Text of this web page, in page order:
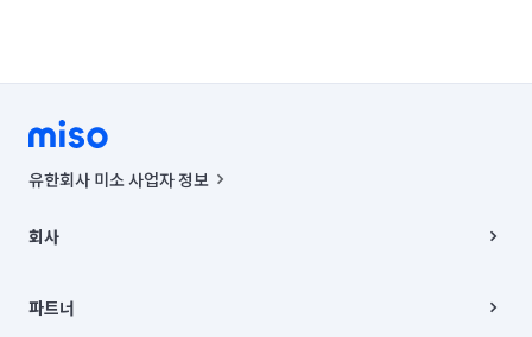
유한회사 미소 사업자 정보
00019 |
주소 | 본사: 서울특별시 종로구 율곡로 6(중학동, 트윈트리빌딩) B동 5층
컨택센터 : 서울특별시 종로구 수송동 율곡로 24, 7층, 8층 미소
회사
채용
파트너